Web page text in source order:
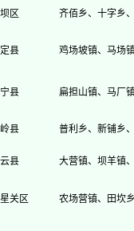
区 齐佰乡、十字乡
县 鸡场坡镇、马场
县 扁担山镇、马厂
县 普利乡、新铺乡
县 大营镇、坝羊镇
关区 农场营镇、田坎